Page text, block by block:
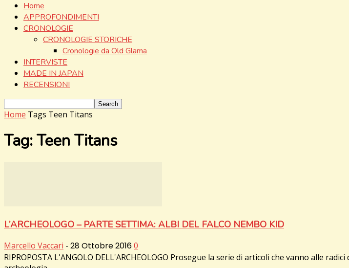
Home
APPROFONDIMENTI
CRONOLOGIE
CRONOLOGIE STORICHE
Cronologie da Old Glama
INTERVISTE
MADE IN JAPAN
RECENSIONI
Home Tags Teen Titans
Tag: Teen Titans
L’ARCHEOLOGO – PARTE SETTIMA: ALBI DEL FALCO NEMBO KID
Marcello Vaccari - 28 Ottobre 20160
RIPROPOSTA L'ANGOLO DELL'ARCHEOLOGO Prosegue la serie di articoli che vanno alle